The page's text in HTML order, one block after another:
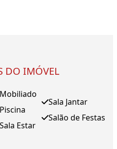
DO IMÓVEL
Mobiliado
Piscina
Sala Estar
Sala Jantar
Salão de Festas